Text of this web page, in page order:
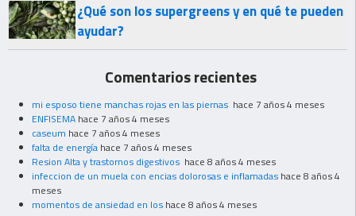
¿Qué son los supergreens y en qué te pueden
ayudar?
Comentarios recientes
mi esposo tiene manchas rojas en las piernas hace 7 años 4 meses
ENFISEMA hace 7 años 4 meses
caseum hace 7 años 4 meses
falta de energía hace 7 años 4 meses
Resion Alta y trastornos digestivos hace 8 años 4 meses
infeccion de un muela con encias dolorosas e inflamadas hace 8 años 4
meses
momentos de ansiedad en los hace 8 años 4 meses